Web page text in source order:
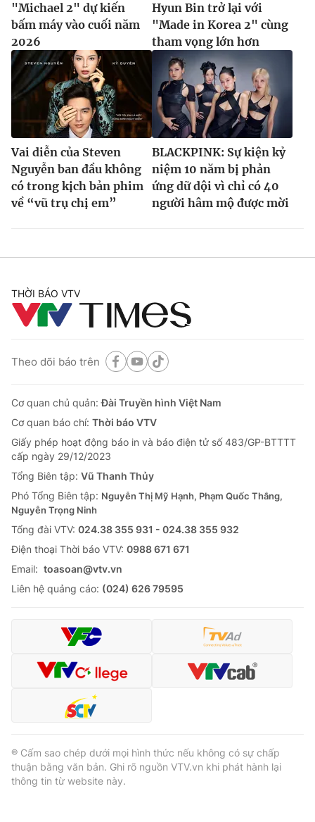
"Michael 2" dự kiến
bấm máy vào cuối năm
2026
Hyun Bin trở lại với
"Made in Korea 2" cùng
tham vọng lớn hơn
Vai diễn của Steven
Nguyễn ban đầu không
có trong kịch bản phim
về “vũ trụ chị em”
BLACKPINK: Sự kiện kỷ
niệm 10 năm bị phản
ứng dữ dội vì chỉ có 40
người hâm mộ được mời
THỜI BÁO VTV
Theo dõi báo trên
Cơ quan chủ quản:Đài Truyền hình Việt Nam
Cơ quan báo chí: Thời báo VTV
Giấy phép hoạt động báo in và báo điện tử số 483/GP-BTTTT
cấp ngày 29/12/2023
Tổng Biên tập: Vũ Thanh Thủy
Phó Tổng Biên tập: Nguyễn Thị Mỹ Hạnh, Phạm Quốc Thắng,
Nguyễn Trọng Ninh
Tổng đài VTV: 024.38 355 931 - 024.38 355 932
Ðiện thoại Thời báo VTV: 0988 671 671
Email: toasoan@vtv.vn
Liên hệ quảng cáo: (024) 626 79595
® Cấm sao chép dưới mọi hình thức nếu không có sự chấp
thuận bằng văn bản. Ghi rõ nguồn VTV.vn khi phát hành lại
thông tin từ website này.